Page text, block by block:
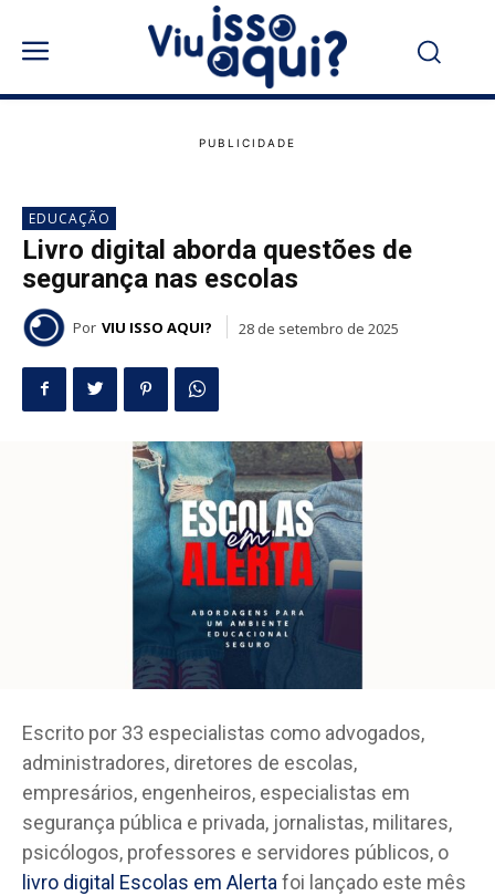
EDUCAÇÃO
Livro digital aborda questões de
segurança nas escolas
Por VIU ISSO AQUI? 28 de setembro de 2025
Escrito por 33 especialistas como advogados,
administradores, diretores de escolas,
empresários, engenheiros, especialistas em
segurança pública e privada, jornalistas, militares,
psicólogos, professores e servidores públicos, o
livro digital Escolas em Alerta foi lançado este mês